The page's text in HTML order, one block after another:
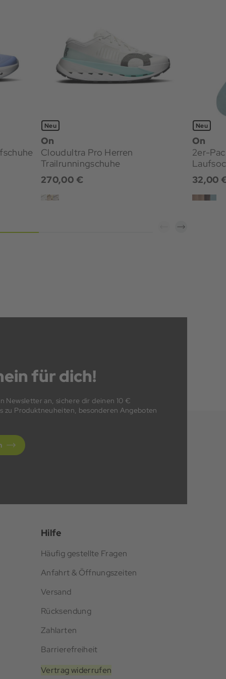
Neu
On
Cloudultra Pro Herren
Trailrunningschuhe
270,00 €
Neu
On
2er-
32,00
für dich!
Newsletter an, sichere dir deinen 10 €
zu Produktneuheiten, besonderen Angeboten
Hilfe
Häufig gestellte Fragen
Anfahrt & Öffnungszeiten
Versand
Rücksendung
Zahlarten
Barrierefreiheit
Vertrag widerrufen